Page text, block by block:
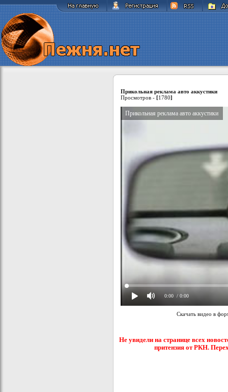
Прикольная реклама авто аккустики
Просмотров - [1780]
Прикольная реклама авто аккустики
0:00 / 0:00
Скачать видео в
Не увидели на странице всех
притензия от РКН.